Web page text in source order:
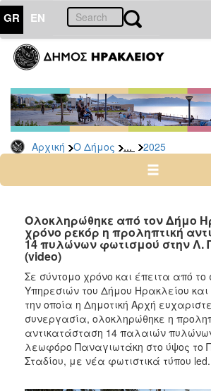
GR EN
Αρχική Ο Δήμος ... 2025
ΔΗΜΟΣ
Δελτία
Τύπου
Αρχείο
2026
2024
2022
2021
2020
2019
2018
2017
2016
Ολοκληρώθηκε από τον Δήμο
χρόνο ρεκόρ η προληπτική
14 πυλώνων φωτισμού στην Λ.
(video)
Σε σύντομο χρόνο και έπειτα από το
Υπηρεσιών του Δήμου Ηρακλείου
την οποία η Δημοτική Αρχή
συνεργασία, ολοκληρώθηκε η
αντικατάσταση 14 παλαιών
λεωφόρο Παναγιωτάκη στο ύψος το
Σταδίου, με νέα φωτιστικά τύπου led.